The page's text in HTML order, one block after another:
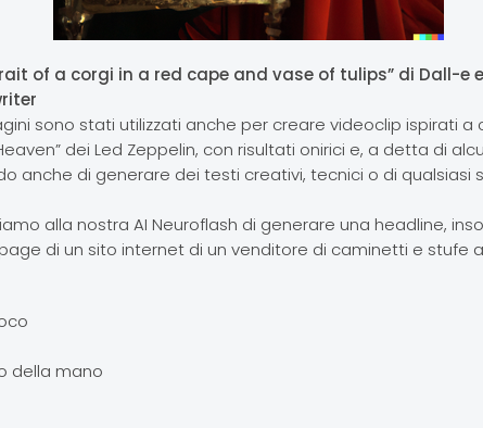
of a corgi in a red cape and vase of tulips” di Dall-e
sono stati utilizzati anche per creare videoclip ispirati a
dei Led Zeppelin, con risultati onirici e, a detta di
anche di generare dei testi creativi, tecnici o di qualsiasi
alla nostra AI Neuroflash di generare una headline,
di un sito internet di un venditore di caminetti e stufe
della mano